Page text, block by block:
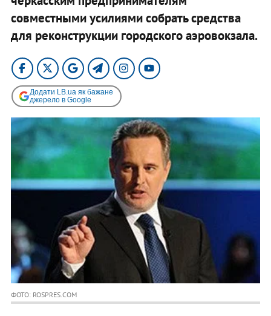
совместными усилиями собрать средства
для реконструкции городского аэровокзала.
Додати LB.ua як бажане
джерело в Google
ФОТО: ROSPRES.COM